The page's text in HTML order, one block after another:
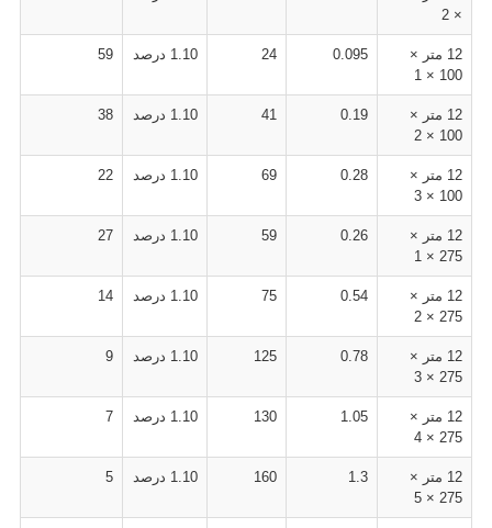
× 2
12 متر ×
100 × 1
0.095
24 1.10 درصد 59
12 متر ×
100 × 2
0.19
41 1.10 درصد 38
12 متر ×
100 × 3
0.28
69 1.10 درصد 22
12 متر ×
275 × 1
0.26
59 1.10 درصد 27
12 متر ×
275 × 2
0.54
75 1.10 درصد 14
12 متر ×
275 × 3
0.78
125 1.10 درصد 9
12 متر ×
275 × 4
1.05
130 1.10 درصد 7
12 متر ×
275 × 5
1.3
160 1.10 درصد 5